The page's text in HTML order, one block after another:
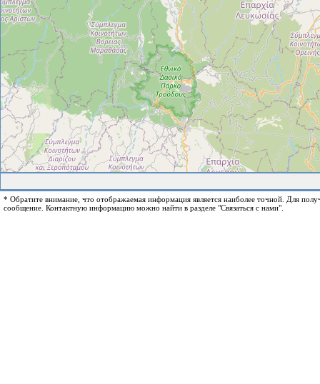
* Обратите внимание, что отображаемая информация является наиболее точной. Для
сообщение. Контактную информацию можно найти в разделе "Связаться с нами".